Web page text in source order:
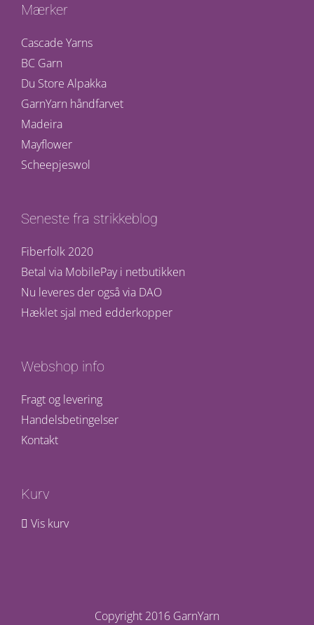
Mærker
Cascade Yarns
BC Garn
Du Store Alpakka
GarnYarn håndfarvet
Madeira
Mayflower
Scheepjeswol
Seneste fra strikkeblog
Fiberfolk 2020
Betal via MobilePay i netbutikken
Nu leveres der også via DAO
Hæklet sjal med edderkopper
Webshop info
Fragt og levering
Handelsbetingelser
Kontakt
Kurv
Vis kurv
Copyright 2016 GarnYarn